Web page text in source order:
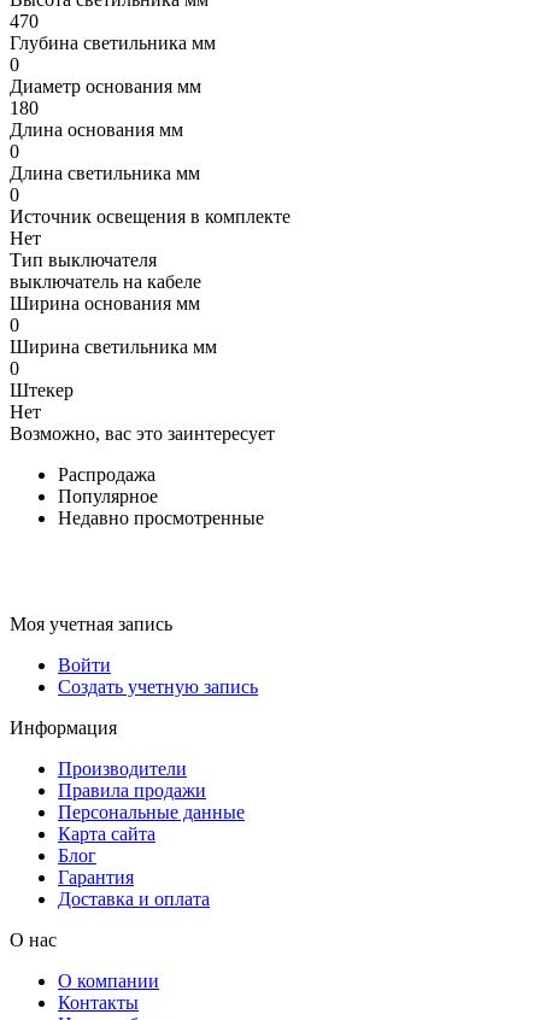
470
Глубина светильника мм
0
Диаметр основания мм
180
Длина основания мм
0
Длина светильника мм
0
Источник освещения в комплекте
Нет
Тип выключателя
выключатель на кабеле
Ширина основания мм
0
Ширина светильника мм
0
Штекер
Нет
Возможно, вас это заинтересует
Распродажа
Популярное
Недавно просмотренные
Моя учетная запись
Войти
Создать учетную запись
Информация
Производители
Правила продажи
Персональные данные
Карта сайта
Блог
Гарантия
Доставка и оплата
О нас
О компании
Контакты